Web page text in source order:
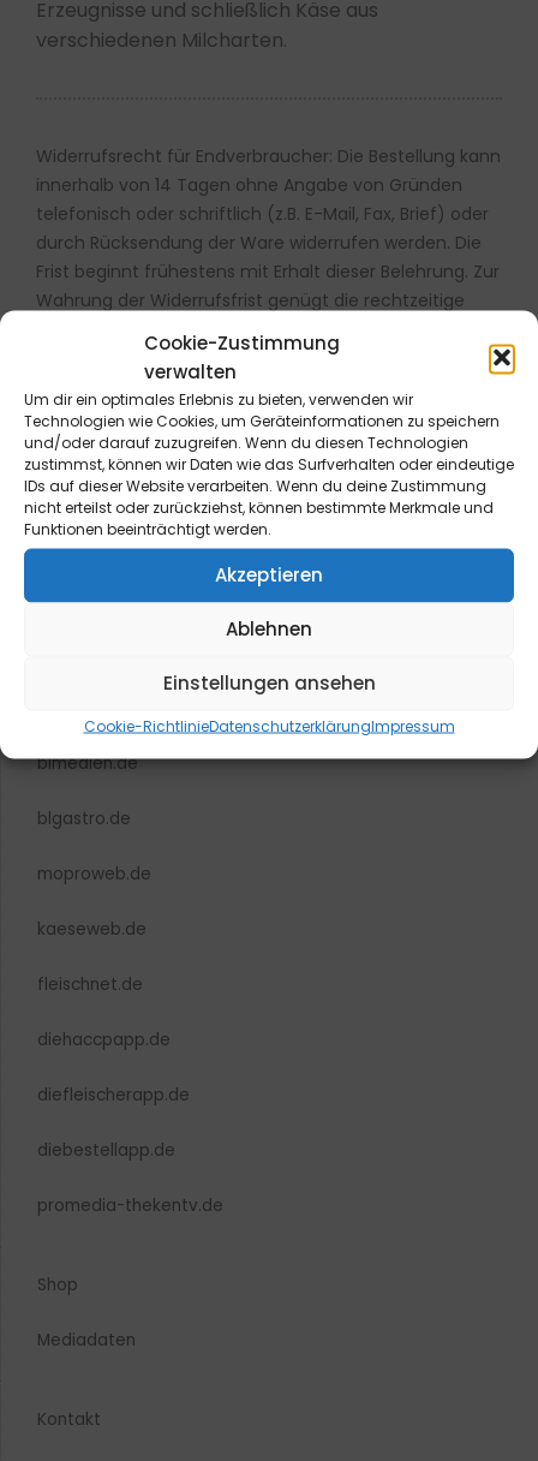
Cookie-Zustimmung
verwalten
Um dir ein optimales Erlebnis zu bieten, verwenden wir
Technologien wie Cookies, um Geräteinformationen zu speichern
und/oder darauf zuzugreifen. Wenn du diesen Technologien
zustimmst, können wir Daten wie das Surfverhalten oder eindeutige
IDs auf dieser Website verarbeiten. Wenn du deine Zustimmung
nicht erteilst oder zurückziehst, können bestimmte Merkmale und
Funktionen beeinträchtigt werden.
Akzeptieren
Ablehnen
Einstellungen ansehen
Cookie-RichtlinieDatenschutzerklärungImpressum
Erzeugnisse und schließlich Käse aus
verschiedenen Milcharten.
Widerrufsrecht für Endverbraucher: Die Bestellung kann
innerhalb von 14 Tagen ohne Angabe von Gründen
telefonisch oder schriftlich (z.B. E-Mail, Fax, Brief) oder
durch Rücksendung der Ware widerrufen werden. Die
Frist beginnt frühestens mit Erhalt dieser Belehrung. Zur
Wahrung der Widerrufsfrist genügt die rechtzeitige
telefonische oder schriftliche Kündigung bzw.
Absendung der Ware an die B&L MedienGesellschaft
Tel.: 02103/204-0, E-Mail: info@blmedien.de. Weitere
Informationen sowie ein Widerrufsformular finden Sie
hier.
blmedien.de
blgastro.de
moproweb.de
kaeseweb.de
fleischnet.de
diehaccpapp.de
diefleischerapp.de
diebestellapp.de
promedia-thekentv.de
Shop
Mediadaten
Kontakt